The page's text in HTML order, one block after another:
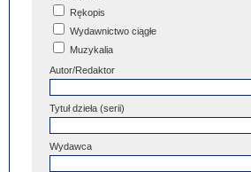
Rękopis
Wydawnictwo ciągłe
Muzykalia
Autor/Redaktor
Tytuł dzieła (serii)
Wydawca